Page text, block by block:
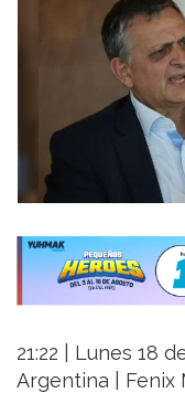
21:22 | Lunes 18
Argentina |